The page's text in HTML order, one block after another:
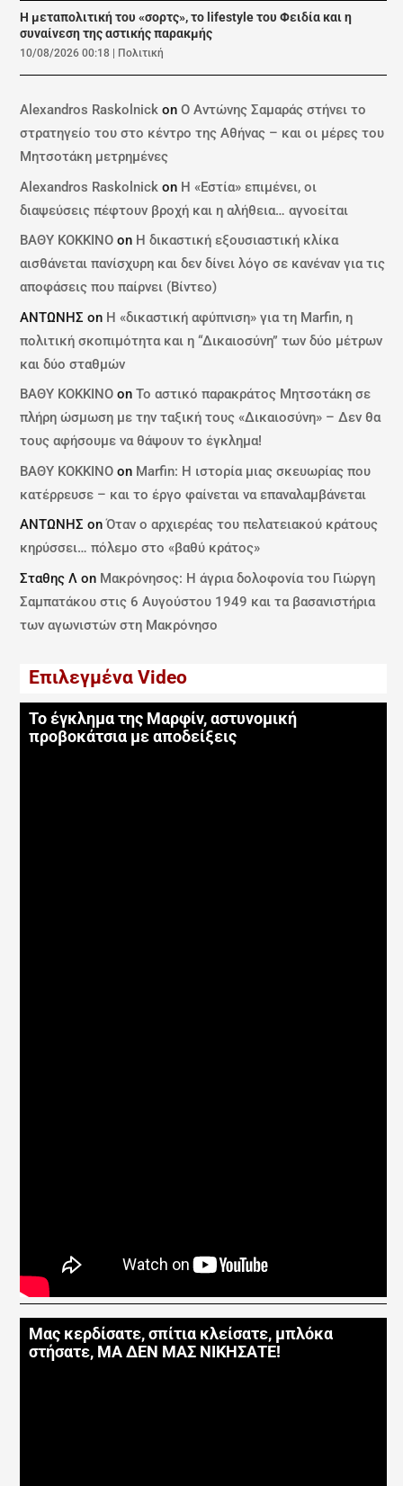
Η μεταπολιτική του «σορτς», το lifestyle του Φειδία και η
συναίνεση της αστικής παρακμής
10/08/2026 00:18 Πολιτική
Alexandros Raskolnick onΟ Αντώνης Σαμαράς στήνει το
στρατηγείο του στο κέντρο της Αθήνας – και οι μέρες του
Μητσοτάκη μετρημένες
Alexandros Raskolnick on Η «Εστία» επιμένει, οι
διαψεύσεις πέφτουν βροχή και η αλήθεια… αγνοείται
ΒΑΘΥ ΚΟΚΚΙΝΟ on Η δικαστική εξουσιαστική κλίκα
αισθάνεται πανίσχυρη και δεν δίνει λόγο σε κανέναν για τις
αποφάσεις που παίρνει (Βίντεο)
ΑΝΤΩΝΗΣ on Η «δικαστική αφύπνιση» για τη Marfin, η
πολιτική σκοπιμότητα και η “Δικαιοσύνη” των δύο μέτρων
και δύο σταθμών
ΒΑΘΥ ΚΟΚΚΙΝΟ onΤο αστικό παρακράτος Μητσοτάκη σε
πλήρη ώσμωση με την ταξική τους «Δικαιοσύνη» – Δεν θα
τους αφήσουμε να θάψουν το έγκλημα!
ΒΑΘΥ ΚΟΚΚΙΝΟ on Marfin: Η ιστορία μιας σκευωρίας που
κατέρρευσε – και το έργο φαίνεται να επαναλαμβάνεται
ΑΝΤΩΝΗΣ onΌταν ο αρχιερέας του πελατειακού κράτους
κηρύσσει… πόλεμο στο «βαθύ κράτος»
Σταθης Λ on Μακρόνησος: Η άγρια δολοφονία του Γιώργη
Σαμπατάκου στις 6 Αυγούστου 1949 και τα βασανιστήρια
των αγωνιστών στη Μακρόνησο
Επιλεγμένα Video
Το έγκλημα της Μαρφίν, αστυνομική
προβοκάτσια με αποδείξεις
Μας κερδίσατε, σπίτια κλείσατε, μπλόκα
στήσατε, ΜΑ ΔΕΝ ΜΑΣ ΝΙΚΗΣΑΤΕ!